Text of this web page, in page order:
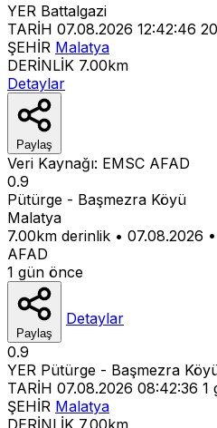
YER Battalgazi
TARİH 07.08.2026 12:42:46
ŞEHİR Malatya
DERİNLİK 7.00km
Detaylar
Paylaş
Veri Kaynağı: EMSC AFAD
0.9
Pütürge - Başmezra Köyü
Malatya
7.00km derinlik • 07.08.2026 •
AFAD
1 gün önce
Paylaş
Detaylar
0.9
YER Pütürge - Başmezra
TARİH 07.08.2026 08:42:36 1
ŞEHİR Malatya
DERİNLİK 7.00km